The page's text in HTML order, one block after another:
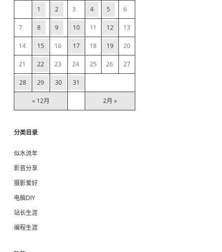
b
a
r
« 12月 2月 »
1 2 3 4 5 6
7 8 9 10 11 12 13
14 15 16 17 18 19 20
21 22 23 24 25 26 27
28 29 30 31
分类目录
似水流年
影音分享
摄影爱好
电脑DIY
站长生涯
编程生涯